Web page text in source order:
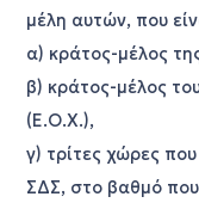
μέλη αυτών, που
α) κράτος-μέλος
β) κράτος-μέλος
(Ε.Ο.Χ.),
γ) τρίτες χώρες
ΣΔΣ, στο βαθμό